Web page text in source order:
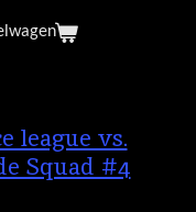
league vs.
Squad #4